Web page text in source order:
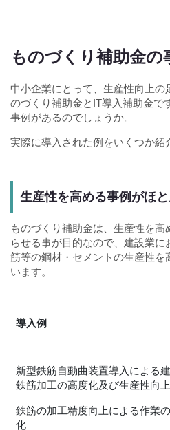
ものづくり補助金の
中小企業にとって、生産性向上の
のづくり補助金とIT導入補助金で
事例があるのでしょうか。
実際に導入された例をいくつか紹
生産性を高める事例がほ
ものづくり補助金は、生産性を高
らせる事が目的なので、建設業に
筋等の鋼材・セメントの生産性を
います。
導入例
新型鉄筋自動曲装置導入による
鉄筋加工の高度化及び生産性向上
鉄筋の加工精度向上による作業
化